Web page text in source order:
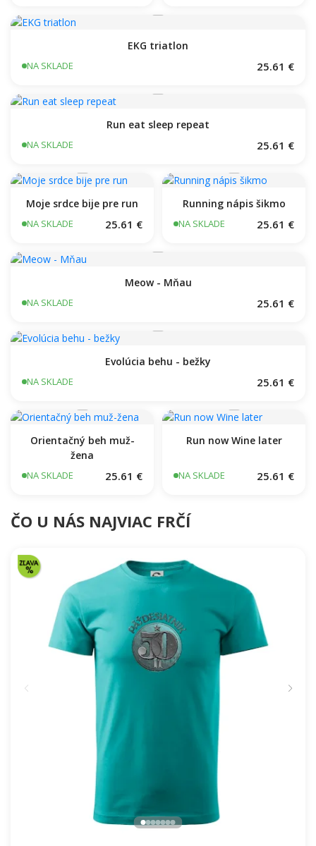
EKG triatlon
NA SKLADE 25.61 €
Run eat sleep repeat
NA SKLADE 25.61 €
Moje srdce bije pre run
NA SKLADE 25.61 €
Running nápis šikmo
NA SKLADE 25.61 €
Meow - Mňau
NA SKLADE 25.61 €
Evolúcia behu - bežky
NA SKLADE 25.61 €
Orientačný beh muž-
žena
NA SKLADE 25.61 €
Run now Wine later
NA SKLADE 25.61 €
ČO U NÁS NAJVIAC FRČÍ